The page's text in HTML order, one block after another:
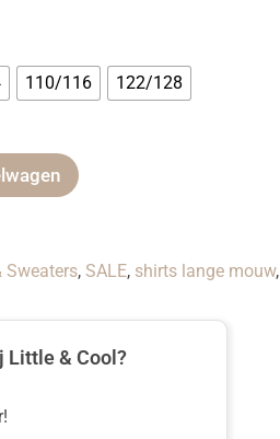
110/116 122/128
Sweaters, SALE, shirts lange mouw,
Little & Cool?